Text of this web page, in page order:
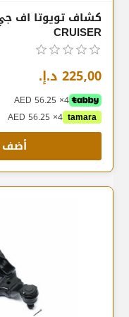
CRUISER
225٫00 د.إ.‏
4× AED 56.25
tamara
4× AED 56.25
أضف